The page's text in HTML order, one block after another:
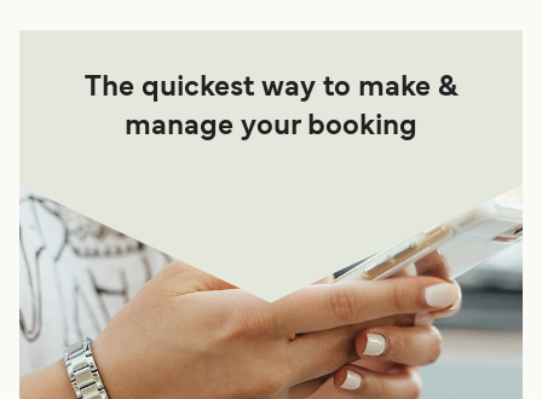
The quickest way to make &
manage your booking